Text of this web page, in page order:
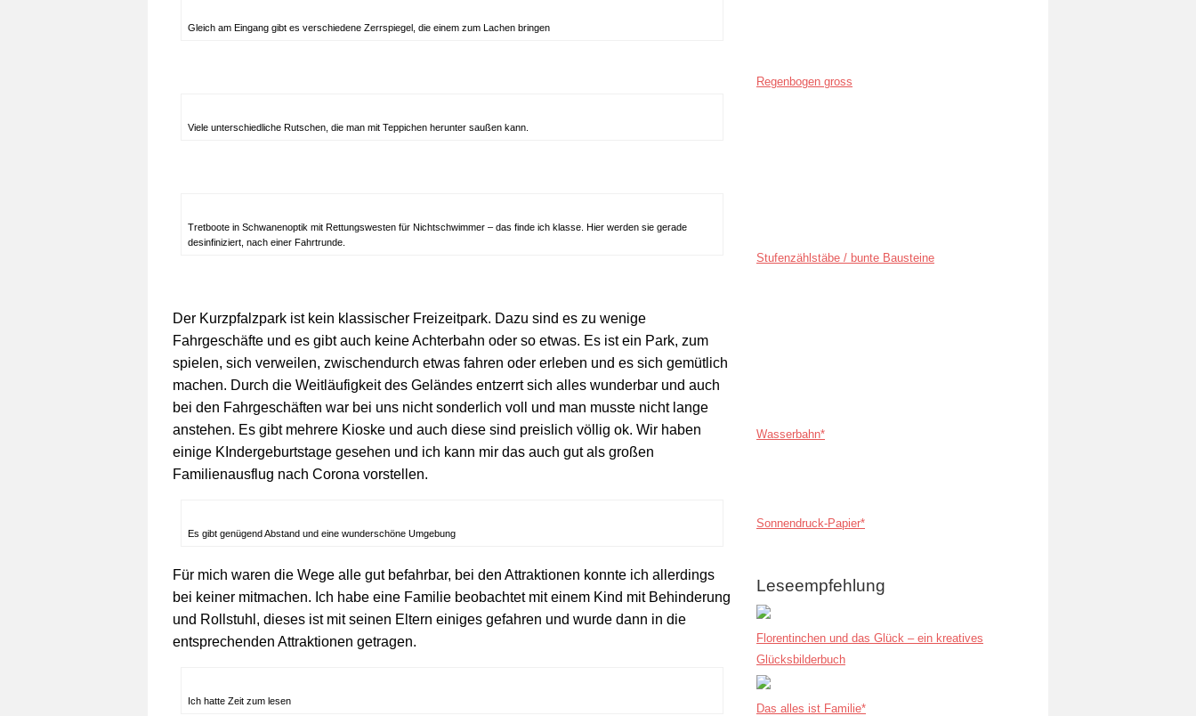
Gleich am Eingang gibt es verschiedene Zerrspiegel, die einem zum Lachen bringen
Viele unterschiedliche Rutschen, die man mit Teppichen herunter saußen kann.
Tretboote in Schwanenoptik mit Rettungswesten für Nichtschwimmer – das finde ich klasse. Hier werden sie gerade
desinfiniziert, nach einer Fahrtrunde.
Der Kurzpfalzpark ist kein klassischer Freizeitpark. Dazu sind es zu wenige
Fahrgeschäfte und es gibt auch keine Achterbahn oder so etwas. Es ist ein Park, zum
spielen, sich verweilen, zwischendurch etwas fahren oder erleben und es sich gemütlich
machen. Durch die Weitläufigkeit des Geländes entzerrt sich alles wunderbar und auch
bei den Fahrgeschäften war bei uns nicht sonderlich voll und man musste nicht lange
anstehen. Es gibt mehrere Kioske und auch diese sind preislich völlig ok. Wir haben
einige KIndergeburtstage gesehen und ich kann mir das auch gut als großen
Familienausflug nach Corona vorstellen.
Es gibt genügend Abstand und eine wunderschöne Umgebung
Für mich waren die Wege alle gut befahrbar, bei den Attraktionen konnte ich allerdings
bei keiner mitmachen. Ich habe eine Familie beobachtet mit einem Kind mit Behinderung
und Rollstuhl, dieses ist mit seinen Eltern einiges gefahren und wurde dann in die
entsprechenden Attraktionen getragen.
Ich hatte Zeit zum lesen
Regenbogen gross
Stufenzählstäbe / bunte Bausteine
Wasserbahn*
Sonnendruck-Papier*
Leseempfehlung
Florentinchen und das Glück – ein kreatives
Glücksbilderbuch
Das alles ist Familie*